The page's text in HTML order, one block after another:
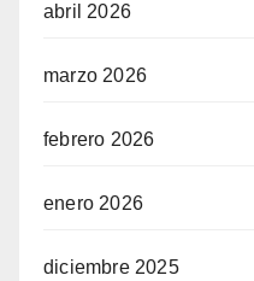
abril 2026
marzo 2026
febrero 2026
enero 2026
diciembre 2025